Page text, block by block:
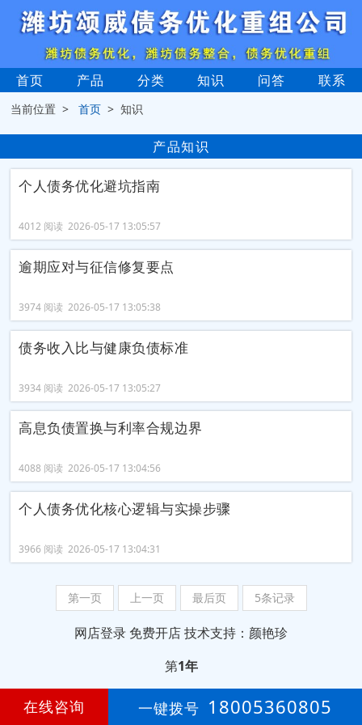
首页 产品 分类 知识 问答 联系
当前位置 >首页 > 知识
产品知识
个人债务优化避坑指南
4012 阅读 2026-05-17 13:05:57
逾期应对与征信修复要点
3974 阅读 2026-05-17 13:05:38
债务收入比与健康负债标准
3934 阅读 2026-05-17 13:05:27
高息负债置换与利率合规边界
4088 阅读 2026-05-17 13:04:56
个人债务优化核心逻辑与实操步骤
3966 阅读 2026-05-17 13:04:31
第一页 上一页 最后页 5条记录
网店登录 免费开店技术支持：颜艳珍
第1年
在线咨询 一键拨号 18005360805